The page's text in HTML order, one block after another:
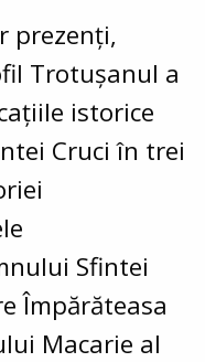
prezenți,
Trotușanul a
istorice
Cruci în trei
Sfintei
Împărăteasa
Macarie al